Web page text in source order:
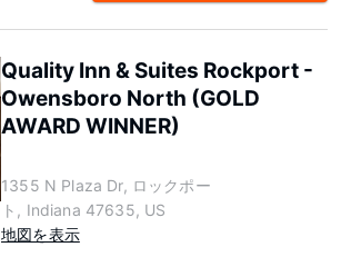
Quality Inn & Suites Rockport -
Owensboro North (GOLD
AWARD WINNER)
1355 N Plaza Dr, ロックポー
ト, Indiana 47635, US
地図を表示